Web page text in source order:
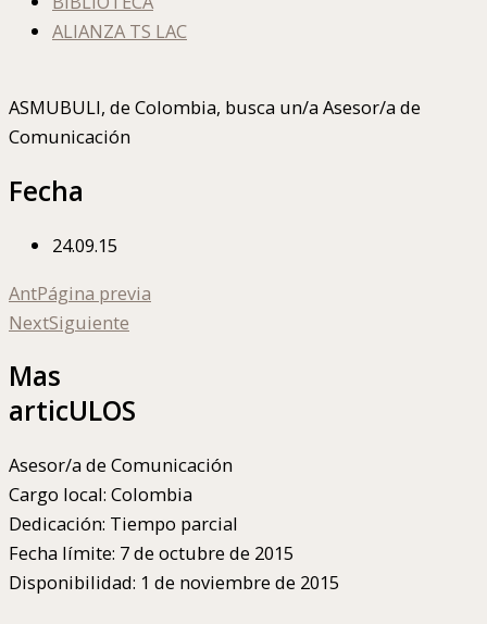
ALIANZA TS LAC
ASMUBULI, de Colombia, busca un/a Asesor/a de
Comunicación
Fecha
24.09.15
AntPágina previa
NextSiguiente
Mas
articULOS
Asesor/a de Comunicación
Cargo local: Colombia
Dedicación: Tiempo parcial
Fecha límite: 7 de octubre de 2015
Disponibilidad: 1 de noviembre de 2015